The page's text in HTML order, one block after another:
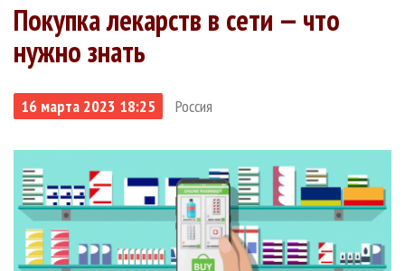
Покупка лекарств в сети — что
нужно знать
16 марта 2023 18:25 Россия